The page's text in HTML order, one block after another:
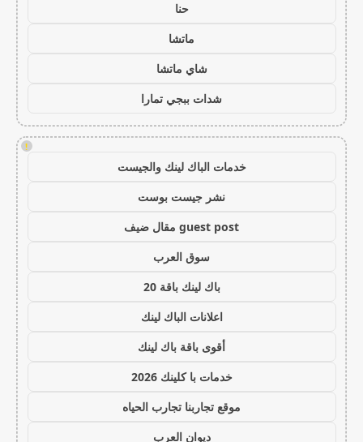
حنا
ماتشا
شاي ماتشا
شدات ببجي تمارا
!
خدمات الباك لينك والجيست
نشر جيست بوست
guest post مقال ضيف
سوق العرب
باك لينك باقة 20
اعلانات الباك لينك
أقوى باقة باك لينك
خدمات با كلينك 2026
موقع تجاربنا تجارب الحياه
ديوان العرب